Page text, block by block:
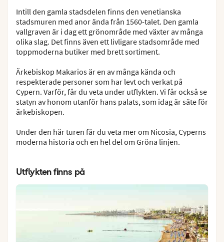
Intill den gamla stadsdelen finns den venetianska
stadsmuren med anor ända från 1560-talet. Den gamla
vallgraven är i dag ett grönområde med växter av många
olika slag. Det finns även ett livligare stadsområde med
toppmoderna butiker med brett sortiment.
Ärkebiskop Makarios är en av många kända och
respekterade personer som har levt och verkat på
Cypern. Varför, får du veta under utflykten. Vi får också se
statyn av honom utanför hans palats, som idag är säte för
ärkebiskopen.
Under den här turen får du veta mer om Nicosia, Cyperns
moderna historia och en hel del om Gröna linjen.
Utflykten finns på